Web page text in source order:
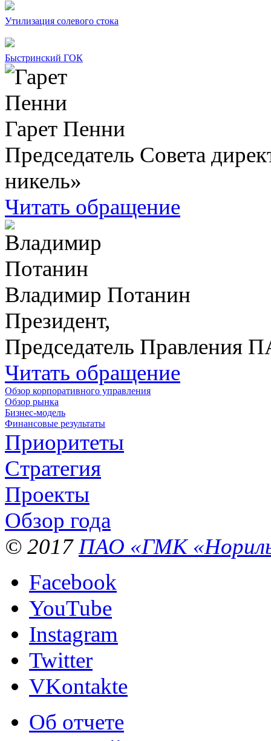
Утилизация солевого стока
Быстринский ГОК
Гарет Пенни
Председатель Совета
никель»
Читать обращение
Владимир Потанин
Президент,
Председатель Правления
Читать обращение
Обзор корпоративного управления
Обзор рынка
Бизнес-модель
Финансовые результаты
Приоритеты
Стратегия
Проекты
Обзор года
© 2017 ПАО «ГМК
Facebook
YouTube
Instagram
Twitter
VKontakte
Об отчете